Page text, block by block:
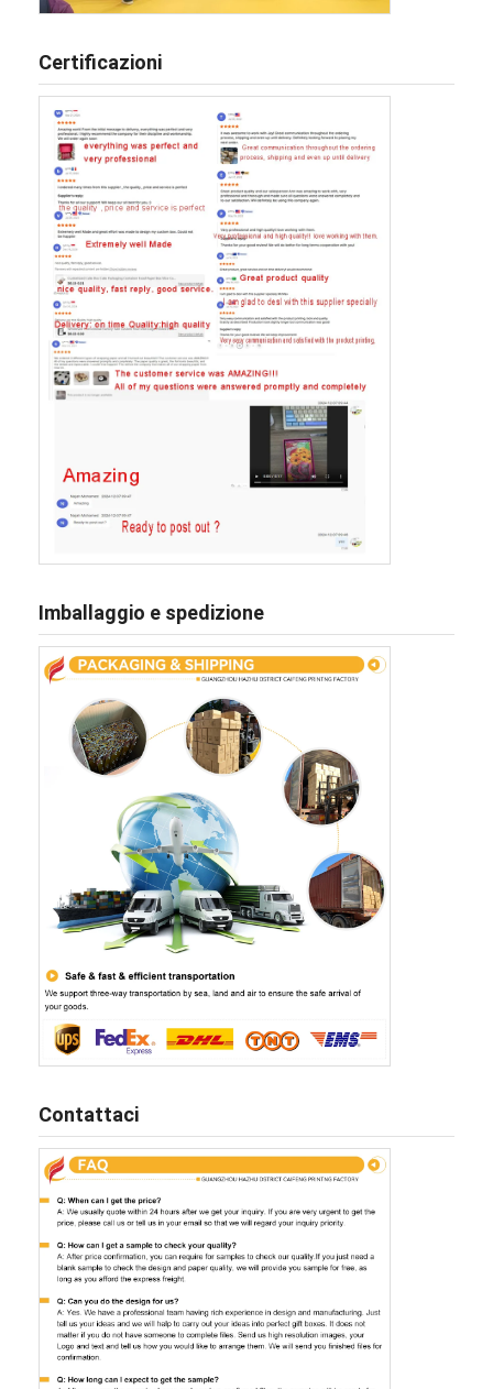
Certificazioni
Imballaggio e spedizione
Contattaci